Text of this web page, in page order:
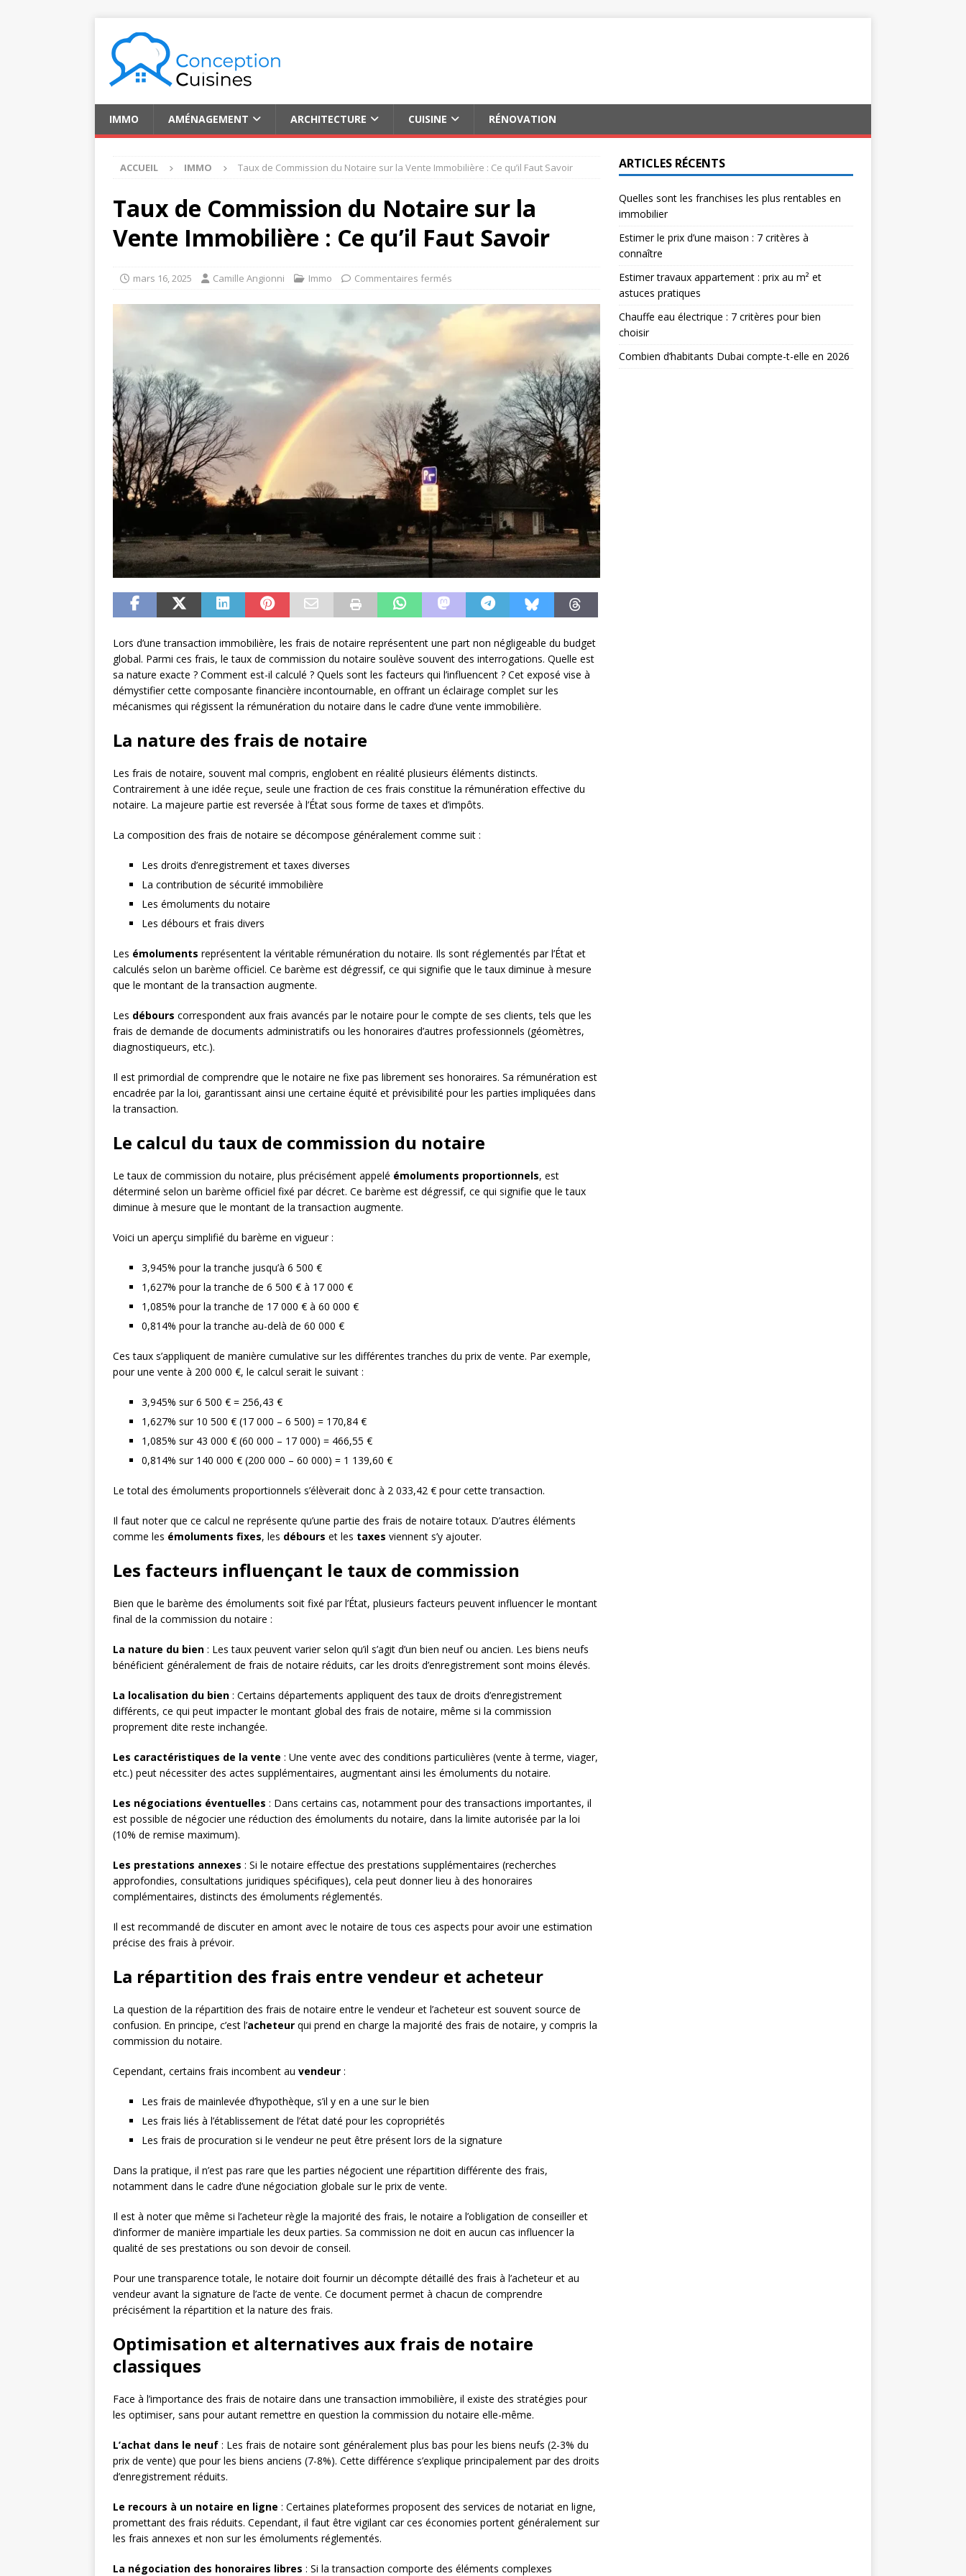
IMMO AMÉNAGEMENT ARCHITECTURE CUISINE RÉNOVATION
ACCUEIL IMMO Taux de Commission du Notaire sur la Vente Immobilière : Ce qu’il Faut Savoir
Taux de Commission du Notaire sur la
Vente Immobilière : Ce qu’il Faut Savoir
mars 16, 2025 Camille Angionni Immo Commentaires fermés
Lors d’une transaction immobilière, les frais de notaire représentent une part non négligeable du budget
global. Parmi ces frais, le taux de commission du notaire soulève souvent des interrogations. Quelle est
sa nature exacte ? Comment est-il calculé ? Quels sont les facteurs qui l’influencent ? Cet exposé vise à
démystifier cette composante financière incontournable, en offrant un éclairage complet sur les
mécanismes qui régissent la rémunération du notaire dans le cadre d’une vente immobilière.
La nature des frais de notaire
Les frais de notaire, souvent mal compris, englobent en réalité plusieurs éléments distincts.
Contrairement à une idée reçue, seule une fraction de ces frais constitue la rémunération effective du
notaire. La majeure partie est reversée à l’État sous forme de taxes et d’impôts.
La composition des frais de notaire se décompose généralement comme suit :
Les droits d’enregistrement et taxes diverses
La contribution de sécurité immobilière
Les émoluments du notaire
Les débours et frais divers
Les émoluments représentent la véritable rémunération du notaire. Ils sont réglementés par l’État et
calculés selon un barème officiel. Ce barème est dégressif, ce qui signifie que le taux diminue à mesure
que le montant de la transaction augmente.
Les débours correspondent aux frais avancés par le notaire pour le compte de ses clients, tels que les
frais de demande de documents administratifs ou les honoraires d’autres professionnels (géomètres,
diagnostiqueurs, etc.).
Il est primordial de comprendre que le notaire ne fixe pas librement ses honoraires. Sa rémunération est
encadrée par la loi, garantissant ainsi une certaine équité et prévisibilité pour les parties impliquées dans
la transaction.
Le calcul du taux de commission du notaire
Le taux de commission du notaire, plus précisément appelé émoluments proportionnels, est
déterminé selon un barème officiel fixé par décret. Ce barème est dégressif, ce qui signifie que le taux
diminue à mesure que le montant de la transaction augmente.
Voici un aperçu simplifié du barème en vigueur :
3,945% pour la tranche jusqu’à 6 500 €
1,627% pour la tranche de 6 500 € à 17 000 €
1,085% pour la tranche de 17 000 € à 60 000 €
0,814% pour la tranche au-delà de 60 000 €
Ces taux s’appliquent de manière cumulative sur les différentes tranches du prix de vente. Par exemple,
pour une vente à 200 000 €, le calcul serait le suivant :
3,945% sur 6 500 € = 256,43 €
1,627% sur 10 500 € (17 000 – 6 500) = 170,84 €
1,085% sur 43 000 € (60 000 – 17 000) = 466,55 €
0,814% sur 140 000 € (200 000 – 60 000) = 1 139,60 €
Le total des émoluments proportionnels s’élèverait donc à 2 033,42 € pour cette transaction.
Il faut noter que ce calcul ne représente qu’une partie des frais de notaire totaux. D’autres éléments
comme les émoluments fixes, les débours et les taxes viennent s’y ajouter.
Les facteurs influençant le taux de commission
Bien que le barème des émoluments soit fixé par l’État, plusieurs facteurs peuvent influencer le montant
final de la commission du notaire :
La nature du bien : Les taux peuvent varier selon qu’il s’agit d’un bien neuf ou ancien. Les biens neufs
bénéficient généralement de frais de notaire réduits, car les droits d’enregistrement sont moins élevés.
La localisation du bien : Certains départements appliquent des taux de droits d’enregistrement
différents, ce qui peut impacter le montant global des frais de notaire, même si la commission
proprement dite reste inchangée.
Les caractéristiques de la vente : Une vente avec des conditions particulières (vente à terme, viager,
etc.) peut nécessiter des actes supplémentaires, augmentant ainsi les émoluments du notaire.
Les négociations éventuelles : Dans certains cas, notamment pour des transactions importantes, il
est possible de négocier une réduction des émoluments du notaire, dans la limite autorisée par la loi
(10% de remise maximum).
Les prestations annexes : Si le notaire effectue des prestations supplémentaires (recherches
approfondies, consultations juridiques spécifiques), cela peut donner lieu à des honoraires
complémentaires, distincts des émoluments réglementés.
Il est recommandé de discuter en amont avec le notaire de tous ces aspects pour avoir une estimation
précise des frais à prévoir.
La répartition des frais entre vendeur et acheteur
La question de la répartition des frais de notaire entre le vendeur et l’acheteur est souvent source de
confusion. En principe, c’est l’acheteur qui prend en charge la majorité des frais de notaire, y compris la
commission du notaire.
Cependant, certains frais incombent au vendeur :
Les frais de mainlevée d’hypothèque, s’il y en a une sur le bien
Les frais liés à l’établissement de l’état daté pour les copropriétés
Les frais de procuration si le vendeur ne peut être présent lors de la signature
Dans la pratique, il n’est pas rare que les parties négocient une répartition différente des frais,
notamment dans le cadre d’une négociation globale sur le prix de vente.
Il est à noter que même si l’acheteur règle la majorité des frais, le notaire a l’obligation de conseiller et
d’informer de manière impartiale les deux parties. Sa commission ne doit en aucun cas influencer la
qualité de ses prestations ou son devoir de conseil.
Pour une transparence totale, le notaire doit fournir un décompte détaillé des frais à l’acheteur et au
vendeur avant la signature de l’acte de vente. Ce document permet à chacun de comprendre
précisément la répartition et la nature des frais.
Optimisation et alternatives aux frais de notaire
classiques
Face à l’importance des frais de notaire dans une transaction immobilière, il existe des stratégies pour
les optimiser, sans pour autant remettre en question la commission du notaire elle-même.
L’achat dans le neuf : Les frais de notaire sont généralement plus bas pour les biens neufs (2-3% du
prix de vente) que pour les biens anciens (7-8%). Cette différence s’explique principalement par des droits
d’enregistrement réduits.
Le recours à un notaire en ligne : Certaines plateformes proposent des services de notariat en ligne,
promettant des frais réduits. Cependant, il faut être vigilant car ces économies portent généralement sur
les frais annexes et non sur les émoluments réglementés.
La négociation des honoraires libres : Si la transaction comporte des éléments complexes
ARTICLES RÉCENTS
Quelles sont les franchises les plus rentables en
immobilier
Estimer le prix d’une maison : 7 critères à
connaître
Estimer travaux appartement : prix au m² et
astuces pratiques
Chauffe eau électrique : 7 critères pour bien
choisir
Combien d’habitants Dubai compte-t-elle en 2026